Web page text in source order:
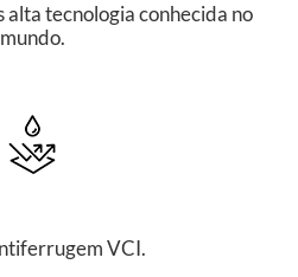
alta tecnologia conhecida no
mundo.
VCI.